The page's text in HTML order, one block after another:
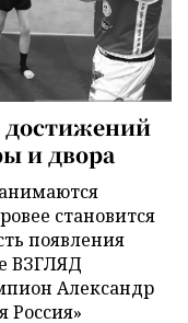
достижений
и двора
становится
появления
ВЗГЛЯД
Александр
Россия»